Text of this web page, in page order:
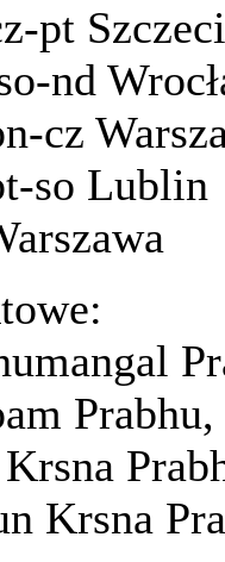
pt
nd
cz
so Lublin
Krsna